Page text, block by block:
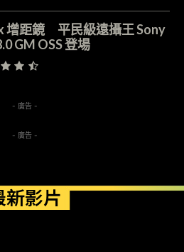
增距鏡 平民級遠攝王 Sony
GM OSS 登場
- 廣告 -
- 廣告 -
新影片